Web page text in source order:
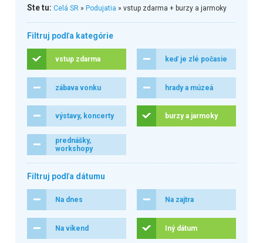
Ste tu: Celá SR» Podujatia » vstup zdarma + burzy a jarmoky
Filtruj podľa kategórie
vstup zdarma keď je zlé počasie
zábava vonku hrady a múzeá
výstavy, koncerty burzy a jarmoky
prednášky,
workshopy
Filtruj podľa dátumu
Na dnes Na zajtra
Na víkend Iný dátum